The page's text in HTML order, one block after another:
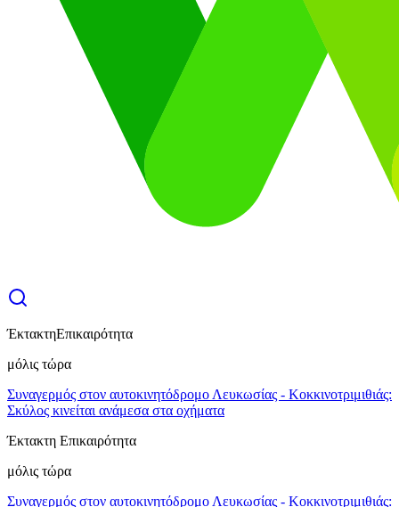
ΈκτακτηΕπικαιρότητα
μόλις τώρα
Συναγερμός στον αυτοκινητόδρομο Λευκωσίας - Κοκκινοτριμιθιάς:
Σκύλος κινείται ανάμεσα στα οχήματα
Έκτακτη Επικαιρότητα
μόλις τώρα
Συναγερμός στον αυτοκινητόδρομο Λευκωσίας - Κοκκινοτριμιθιάς: